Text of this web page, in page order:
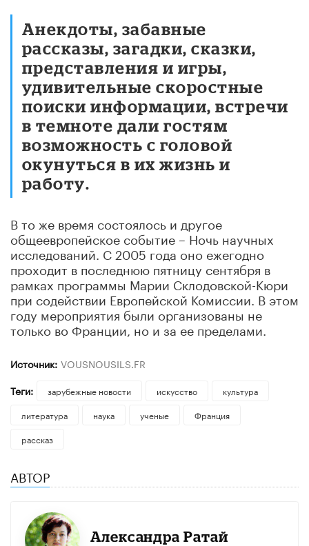
Анекдоты, забавные
рассказы, загадки, сказки,
представления и игры,
удивительные скоростные
поиски информации, встречи
в темноте дали гостям
возможность с головой
окунуться в их жизнь и
работу.
В то же время состоялось и другое
общеевропейское событие – Ночь научных
исследований. С 2005 года оно ежегодно
проходит в последнюю пятницу сентября в
рамках программы Марии Склодовской-Кюри
при содействии Европейской Комиссии. В этом
году мероприятия были организованы не
только во Франции, но и за ее пределами.
Источник: VOUSNOUSILS.FR
Теги:
зарубежные новости искусство
культура
литература
наука ученые
Франция
рассказ
АВТОР
Александра Ратай